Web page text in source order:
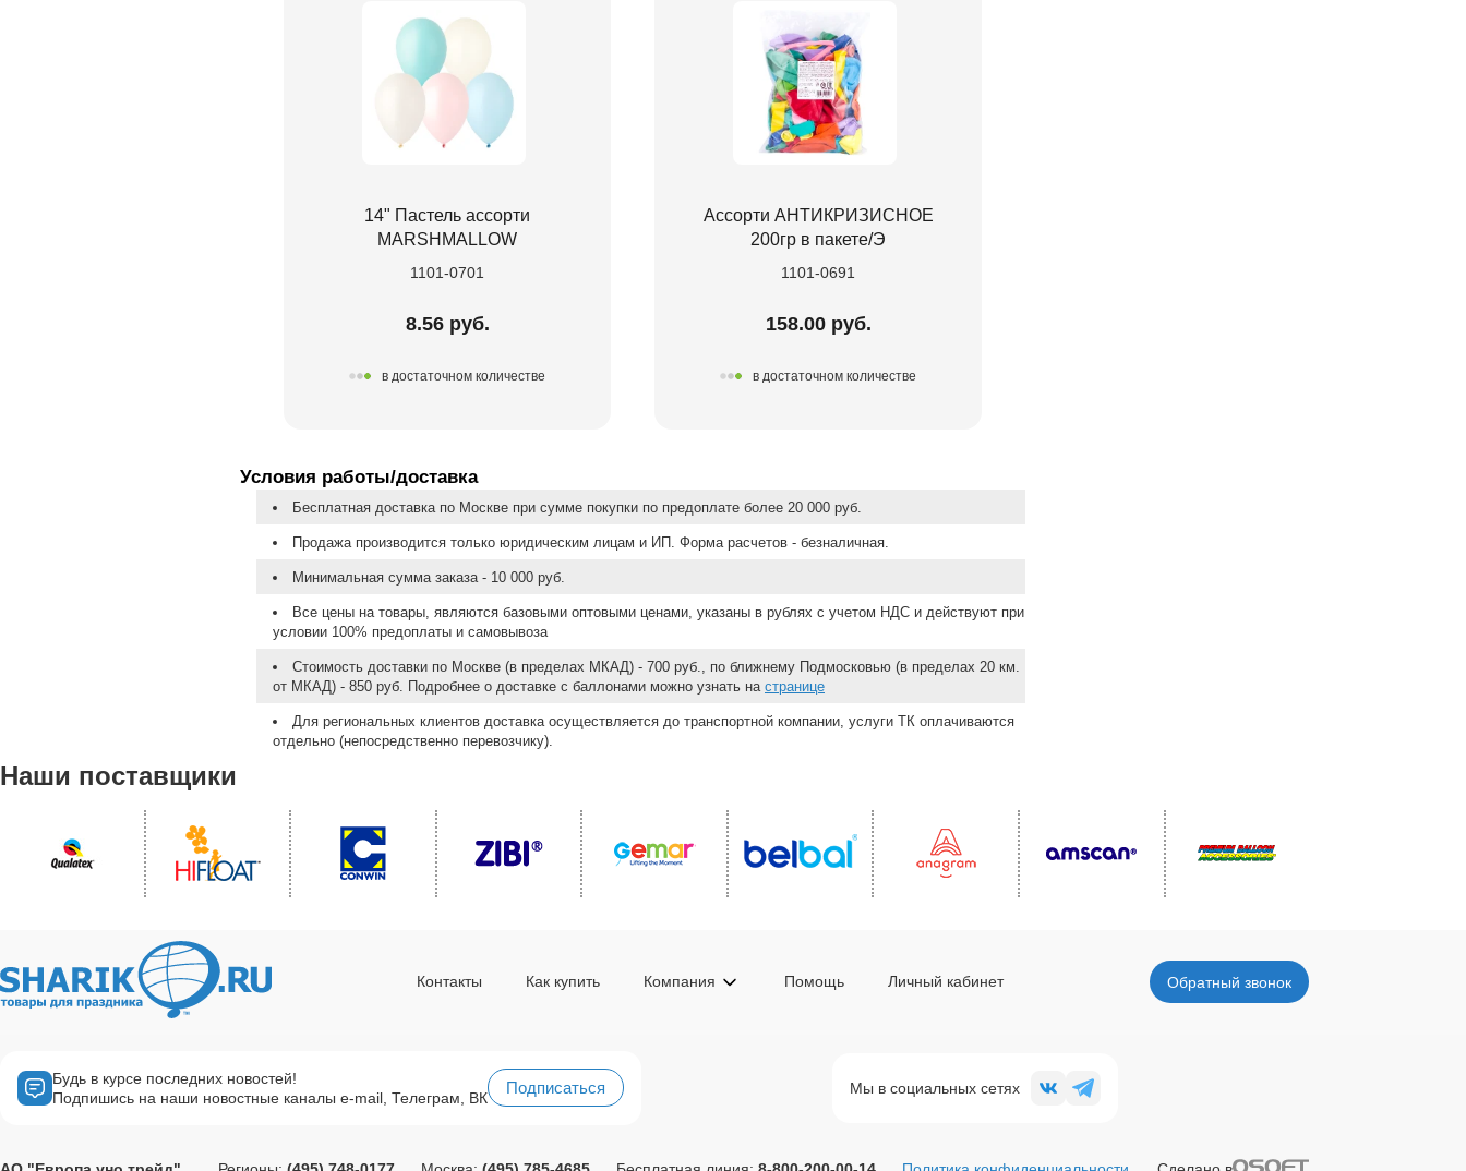
14" Пастель ассорти
MARSHMALLOW
1101-0701
8.56 руб.
в достаточном количестве
Ассорти АНТИКРИЗИСНОЕ
200гр в пакете/Э
1101-0691
158.00 руб.
в достаточном количестве
Условия работы/доставка
Бесплатная доставка по Москве при сумме покупки по предоплате более 20 000 руб.
Продажа производится только юридическим лицам и ИП. Форма расчетов - безналичная.
Минимальная сумма заказа - 10 000 руб.
Все цены на товары, являются базовыми оптовыми ценами, указаны в рублях с учетом НДС и действуют при
условии 100% предоплаты и самовывоза
Стоимость доставки по Москве (в пределах МКАД) - 700 руб., по ближнему Подмосковью (в пределах 20 км.
от МКАД) - 850 руб. Подробнее о доставке с баллонами можно узнать на странице
Для региональных клиентов доставка осуществляется до транспортной компании, услуги ТК оплачиваются
отдельно (непосредственно перевозчику).
Наши поставщики
Контакты Как купить Компания Помощь Личный кабинет Обратный звонок
Будь в курсе последних новостей!
Подпишись на наши новостные каналы e-mail, Телеграм, ВК
Подписаться Мы в социальных сетях